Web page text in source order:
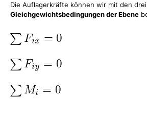
Die Auflagerkräfte können wir mit den drei
Gleichgewichtsbedingungen der Ebene